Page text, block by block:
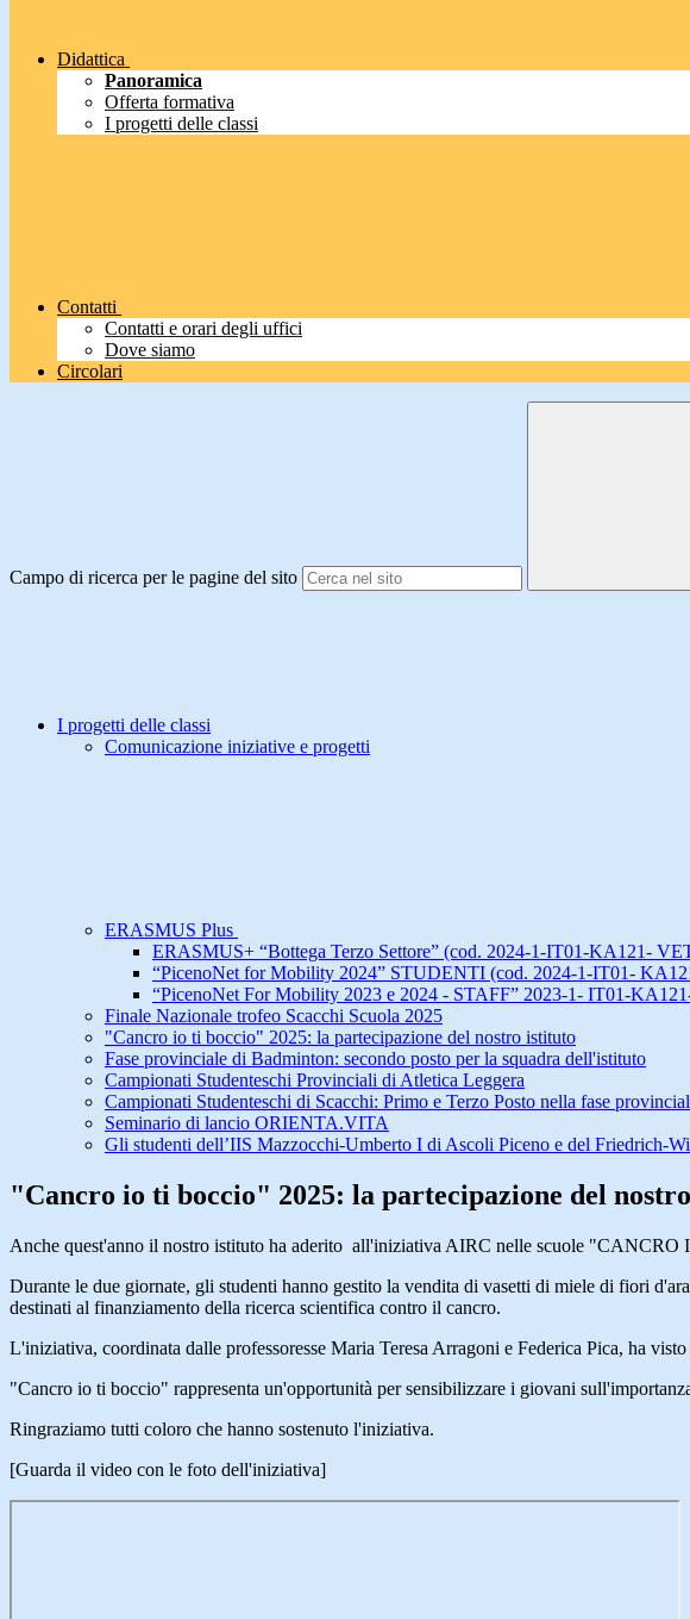
Didattica
Panoramica
Offerta formativa
I progetti delle classi
Contatti
Contatti e orari degli uffici
Dove siamo
Circolari
Campo di ricerca per le pagine del sito
I progetti delle classi
Comunicazione iniziative e progetti
ERASMUS Plus
ERASMUS+ “Bottega Terzo Settore” (cod. 2024-1-IT01-KA121-
“PicenoNet for Mobility 2024” STUDENTI (cod. 2024-1-IT01-
“PicenoNet For Mobility 2023 e 2024 - STAFF” 2023-1- IT01-
Finale Nazionale trofeo Scacchi Scuola 2025
"Cancro io ti boccio" 2025: la partecipazione del nostro istituto
Fase provinciale di Badminton: secondo posto per la squadra dell'istituto
Campionati Studenteschi Provinciali di Atletica Leggera
Campionati Studenteschi di Scacchi: Primo e Terzo Posto nella fase
Seminario di lancio ORIENTA.VITA
Gli studenti dell’IIS Mazzocchi-Umberto I di Ascoli Piceno e del Friedrich-
"Cancro io ti boccio" 2025: la partecipazione del
Anche quest'anno il nostro istituto ha aderito all'iniziativa AIRC nelle scuole
Durante le due giornate, gli studenti hanno gestito la vendita di vasetti di miele di fiori
destinati al finanziamento della ricerca scientifica contro il cancro.
L'iniziativa, coordinata dalle professoresse Maria Teresa Arragoni e Federica Pica, ha
"Cancro io ti boccio" rappresenta un'opportunità per sensibilizzare i giovani
Ringraziamo tutti coloro che hanno sostenuto l'iniziativa.
[Guarda il video con le foto dell'iniziativa]